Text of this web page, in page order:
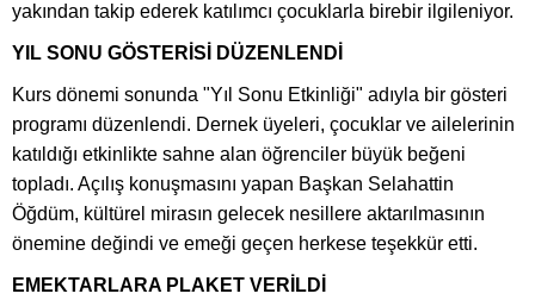
yakından takip ederek katılımcı çocuklarla birebir ilgileniyor.
YIL SONU GÖSTERİSİ DÜZENLENDİ
Kurs dönemi sonunda "Yıl Sonu Etkinliği" adıyla bir gösteri
programı düzenlendi. Dernek üyeleri, çocuklar ve ailelerinin
katıldığı etkinlikte sahne alan öğrenciler büyük beğeni
topladı. Açılış konuşmasını yapan Başkan Selahattin
Öğdüm, kültürel mirasın gelecek nesillere aktarılmasının
önemine değindi ve emeği geçen herkese teşekkür etti.
EMEKTARLARA PLAKET VERİLDİ